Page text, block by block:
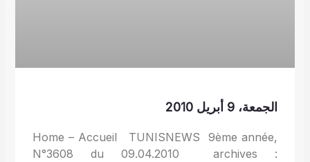
الجمعة، 9 أبريل 2010
Home – Accueil TUNISNEWS 9ème année,
N°3608 du 09.04.2010 archives :